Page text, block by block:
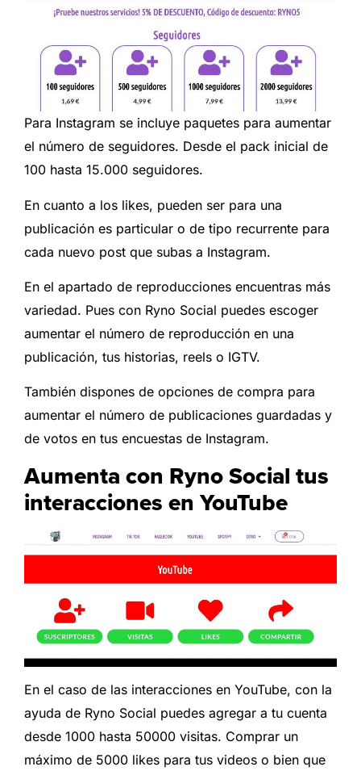
Para Instagram se incluye paquetes para aumentar
el número de seguidores. Desde el pack inicial de
100 hasta 15.000 seguidores.
En cuanto a los likes, pueden ser para una
publicación es particular o de tipo recurrente para
cada nuevo post que subas a Instagram.
En el apartado de reproducciones encuentras más
variedad. Pues con Ryno Social puedes escoger
aumentar el número de reproducción en una
publicación, tus historias, reels o IGTV.
También dispones de opciones de compra para
aumentar el número de publicaciones guardadas y
de votos en tus encuestas de Instagram.
Aumenta con Ryno Social tus
interacciones en YouTube
En el caso de las interacciones en YouTube, con la
ayuda de Ryno Social puedes agregar a tu cuenta
desde 1000 hasta 50000 visitas. Comprar un
máximo de 5000 likes para tus videos o bien que